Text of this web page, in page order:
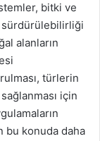
bitki ve
sürdürülebilirliği
alanların
türlerin
için
bu konuda daha